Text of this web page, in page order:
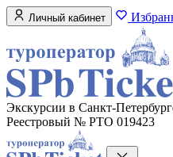
Личный кабинет
Экскурсии в Санкт-
Реестровый № РТО 019423